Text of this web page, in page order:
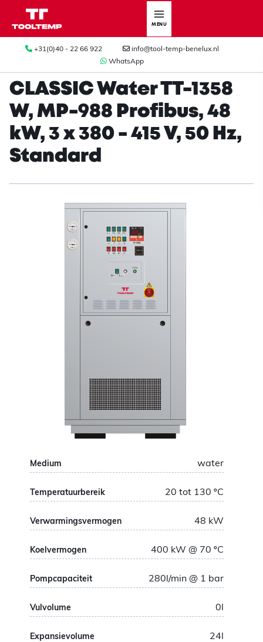
+31(0)40 - 22 66 922
info@tool-temp-benelux.nl
WhatsApp
MENU
CLASSIC Water TT-1358
W, MP-988 Profibus, 48
kW, 3 x 380 - 415 V, 50 Hz,
Standard
Medium water
Temperatuurbereik 20 tot 130 ºC
Verwarmingsvermogen 48 kW
Koelvermogen 400 kW @ 70 ºC
Pompcapaciteit 280l/min @ 1 bar
Vulvolume 0l
Expansievolume 24l